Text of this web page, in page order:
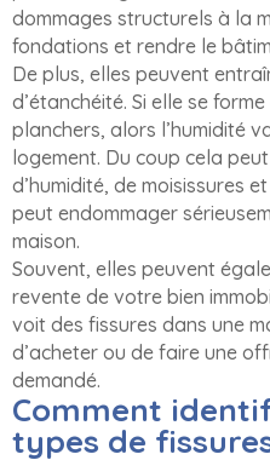
dommages structurels à la
fondations et rendre le
De plus, elles peuvent
d’étanchéité. Si elle se
planchers, alors l’humidité
logement. Du coup cela
d’humidité, de moisissures
peut endommager
maison.
Souvent, elles peuvent
revente de votre bien
voit des fissures dans une
d’acheter ou de faire une
demandé.
Comment
types de